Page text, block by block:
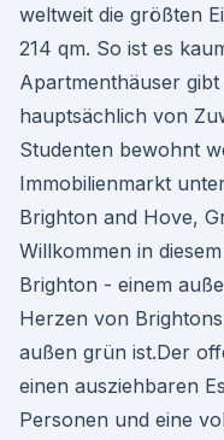
weltweit die größten
214 qm. So ist es
Apartmenthäuser
hauptsächlich von
Studenten bewohnt
Immobilienmarkt
Brighton and Hove,
Willkommen in
Brighton - einem
Herzen von
außen grün ist.Der
einen ausziehbaren
Personen und eine